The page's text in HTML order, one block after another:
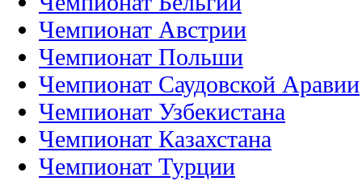
Чемпионат Австрии
Чемпионат Польши
Чемпионат Саудовской Аравии
Чемпионат Узбекистана
Чемпионат Казахстана
Чемпионат Турции